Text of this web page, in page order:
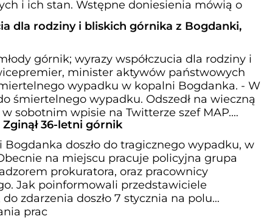
i ich stan. Wstępne doniesienia mówią o
dla rodziny i bliskich górnika z Bogdanki,
górnik; wyrazy współczucia dla rodziny i
minister aktywów państwowych
wypadku w kopalni Bogdanka. - W
śmiertelnego wypadku. Odszedł na wieczną
sobotnim wpisie na Twitterze szef MAP.
36-letni górnik
doszło do tragicznego wypadku, w
na miejscu pracuje policyjna grupa
prokuratora, oraz pracownicy
Jak poinformowali przedstawiciele
zdarzenia doszło 7 stycznia na polu
prac